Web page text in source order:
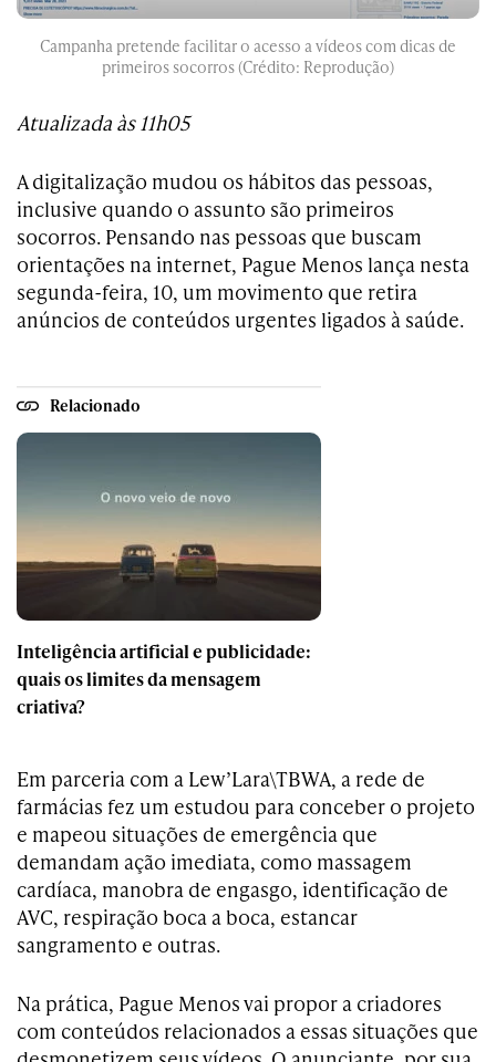
Campanha pretende facilitar o acesso a vídeos com dicas de
primeiros socorros (Crédito: Reprodução)
Atualizada às 11h05
A digitalização mudou os hábitos das pessoas,
inclusive quando o assunto são primeiros
socorros. Pensando nas pessoas que buscam
orientações na internet, Pague Menos lança nesta
segunda-feira, 10, um movimento que retira
anúncios de conteúdos urgentes ligados à saúde.
Relacionado
Inteligência artificial e publicidade:
quais os limites da mensagem
criativa?
Em parceria com a Lew’Lara\TBWA, a rede de
farmácias fez um estudou para conceber o projeto
e mapeou situações de emergência que
demandam ação imediata, como massagem
cardíaca, manobra de engasgo, identificação de
AVC, respiração boca a boca, estancar
sangramento e outras.
Na prática, Pague Menos vai propor a criadores
com conteúdos relacionados a essas situações que